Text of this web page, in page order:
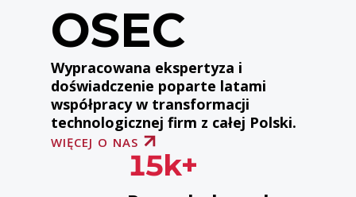
OSEC
Wypracowana ekspertyza i
doświadczenie poparte latami
współpracy w transformacji
technologicznej firm z całej Polski.
WIĘCEJ O NAS
15k+